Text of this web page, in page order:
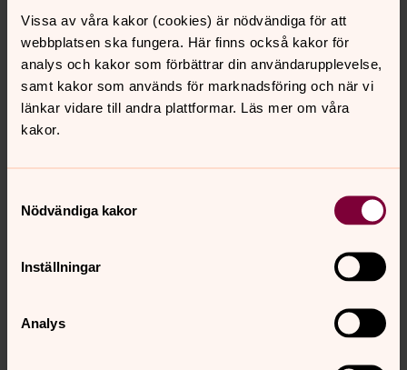
Vissa av våra kakor (cookies) är nödvändiga för att
webbplatsen ska fungera. Här finns också kakor för
analys och kakor som förbättrar din användarupplevelse,
samt kakor som används för marknadsföring och när vi
länkar vidare till andra plattformar. Läs mer om våra
kakor.
Nödvändiga kakor
Inställningar
Analys
Bild 1 av 2
Senast ändrad 19 juni 2026
Synpunkter eller frågor på sidans
paris@svenskakyrkan.se